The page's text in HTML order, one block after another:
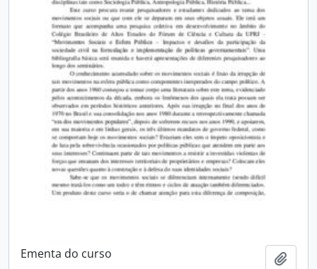
Ementa do curso